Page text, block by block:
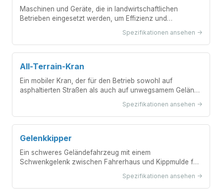
Maschinen und Geräte, die in landwirtschaftlichen
Betrieben eingesetzt werden, um Effizienz und
Spezifikationen ansehen ->
All-Terrain-Kran
Ein mobiler Kran, der für den Betrieb sowohl auf
asphaltierten Straßen als auch auf unwegsamem Gelände
Spezifikationen ansehen ->
Gelenkkipper
Ein schweres Geländefahrzeug mit einem
Schwenkgelenk zwischen Fahrerhaus und Kippmulde für
Spezifikationen ansehen ->